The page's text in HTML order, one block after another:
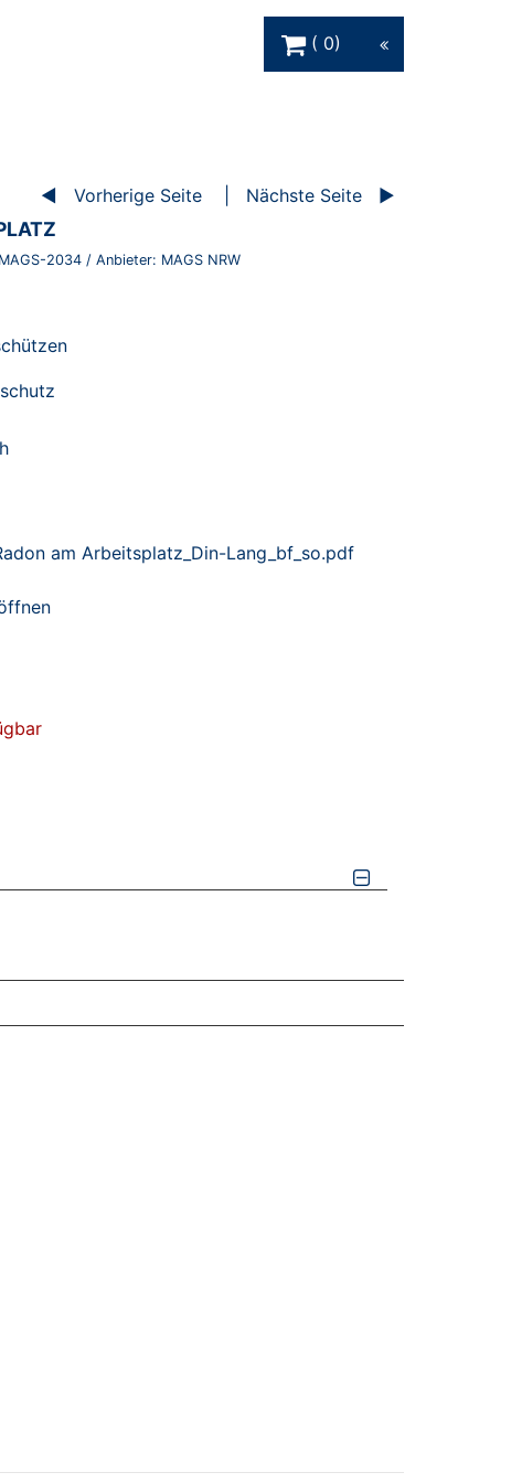
0
Vorherige Seite Nächste Seite
MAGS-2034 / Anbieter: MAGS NRW
am Arbeitsplatz_Din-Lang_bf_so.pdf